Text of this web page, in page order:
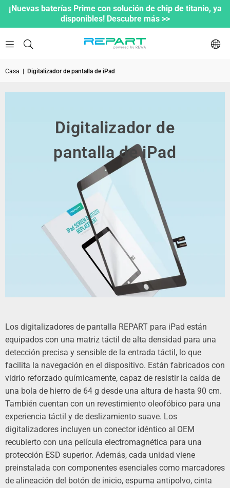
¡Nuevas baterías Prime con solución de chip de titanio, ya
disponibles! Descubre más >>
Casa Digitalizador de pantalla de iPad
Digitalizador de
pantalla de iPad
Los digitalizadores de pantalla REPART para iPad están
equipados con una matriz táctil de alta densidad para una
detección precisa y sensible de la entrada táctil, lo que
facilita la navegación en el dispositivo. Están fabricados con
vidrio reforzado químicamente, capaz de resistir la caída de
una bola de hierro de 64 g desde una altura de hasta 90 cm.
También cuentan con un revestimiento oleofóbico para una
experiencia táctil y de deslizamiento suave. Los
digitalizadores incluyen un conector idéntico al OEM
recubierto con una película electromagnética para una
protección ESD superior. Además, cada unidad viene
preinstalada con componentes esenciales como marcadores
de alineación del botón de inicio, espuma antipolvo, cinta